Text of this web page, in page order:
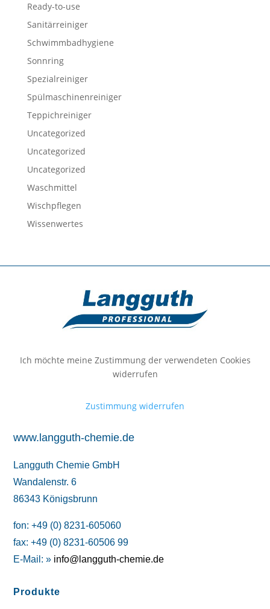
Ready-to-use
Sanitärreiniger
Schwimmbadhygiene
Sonnring
Spezialreiniger
Spülmaschinenreiniger
Teppichreiniger
Uncategorized
Uncategorized
Uncategorized
Waschmittel
Wischpflegen
Wissenwertes
Ich möchte meine Zustimmung der verwendeten Cookies
widerrufen
Zustimmung widerrufen
www.langguth-chemie.de
Langguth Chemie GmbH
Wandalenstr. 6
86343 Königsbrunn
fon: +49 (0) 8231-605060
fax: +49 (0) 8231-60506 99
E-Mail: » info@langguth-chemie.de
Produkte